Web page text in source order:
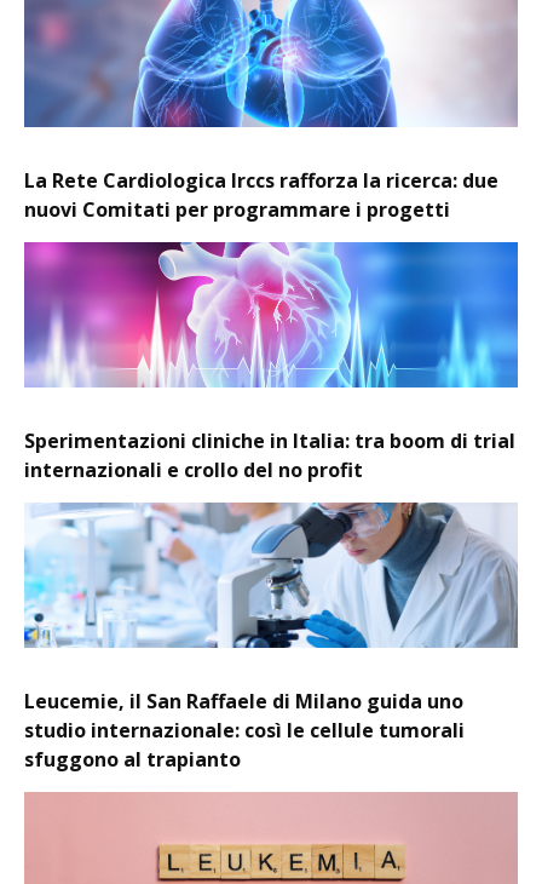
La Rete Cardiologica Irccs rafforza la ricerca: due
nuovi Comitati per programmare i progetti
Sperimentazioni cliniche in Italia: tra boom di trial
internazionali e crollo del no profit
Leucemie, il San Raffaele di Milano guida uno
studio internazionale: così le cellule tumorali
sfuggono al trapianto